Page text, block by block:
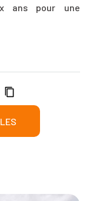
ans pour une